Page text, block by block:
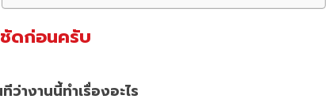
ดก่อนครับ
างานนี้ทำเรื่องอะไร